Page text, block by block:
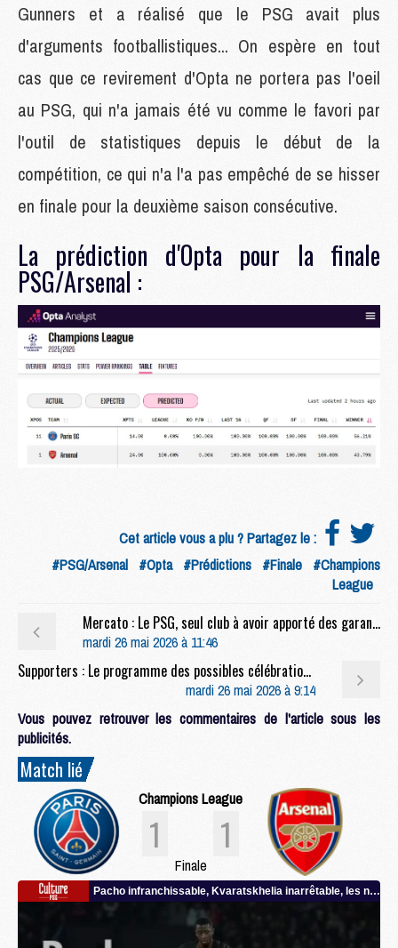
Gunners et a réalisé que le PSG avait plus
d'arguments footballistiques... On espère en tout
cas que ce revirement d'Opta ne portera pas l'oeil
au PSG, qui n'a jamais été vu comme le favori par
l'outil de statistiques depuis le début de la
compétition, ce qui n'a l'a pas empêché de se hisser
en finale pour la deuxième saison consécutive.
La prédiction d'Opta pour la finale
PSG/Arsenal :
Cet article vous a plu ? Partagez le :
#PSG/Arsenal #Opta #Prédictions #Finale #Champions
League
Mercato : Le PSG, seul club à avoir apporté des garanties à Alvarez ?
mardi 26 mai 2026 à 11:46
Supporters : Le programme des possibles célébrations du PSG se précise
mardi 26 mai 2026 à 9:14
Vous pouvez retrouver les commentaires de l'article sous les
publicités.
Match lié
Champions League
1 1
Finale